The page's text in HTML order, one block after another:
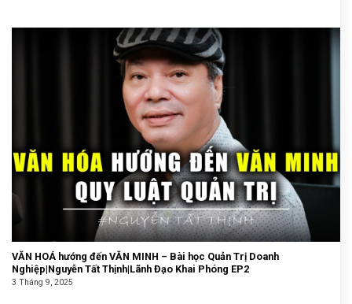
VĂN HOÁ hướng đến VĂN MINH – Bài học Quản Trị Doanh
Nghiệp|Nguyễn Tất Thịnh|Lãnh Đạo Khai Phóng EP2
3 Tháng 9, 2025